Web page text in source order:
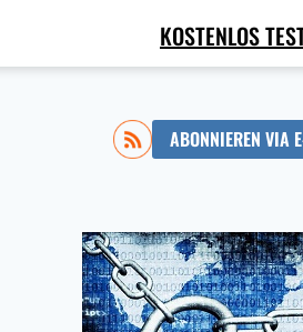
KOSTENLOS
ABONNIEREN VIA